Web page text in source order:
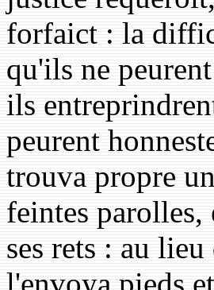
forfaict : la
qu'ils ne
ils
peurent
trouva propre
feintes parolles,
ses rets : au
l'envoya pieds